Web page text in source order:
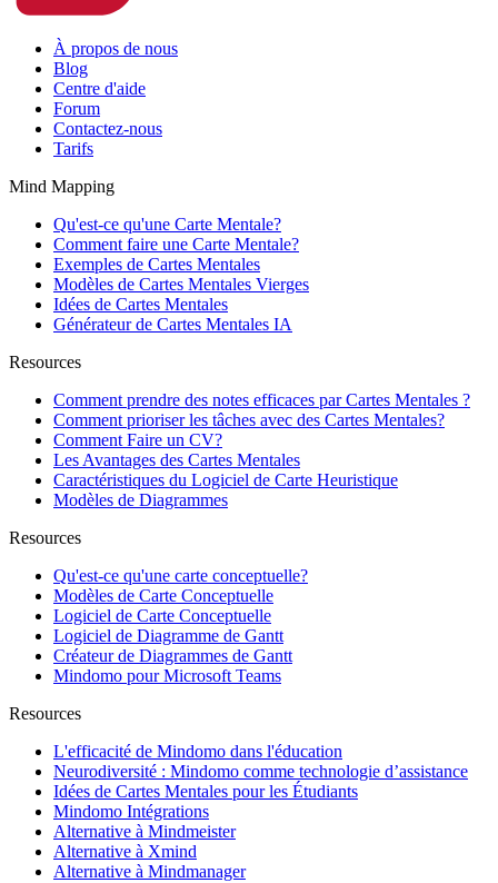
À propos de nous
Blog
Centre d'aide
Forum
Contactez-nous
Tarifs
Mind Mapping
Qu'est-ce qu'une Carte Mentale?
Comment faire une Carte Mentale?
Exemples de Cartes Mentales
Modèles de Cartes Mentales Vierges
Idées de Cartes Mentales
Générateur de Cartes Mentales IA
Resources
Comment prendre des notes efficaces par Cartes Mentales ?
Comment prioriser les tâches avec des Cartes Mentales?
Comment Faire un CV?
Les Avantages des Cartes Mentales
Caractéristiques du Logiciel de Carte Heuristique
Modèles de Diagrammes
Resources
Qu'est-ce qu'une carte conceptuelle?
Modèles de Carte Conceptuelle
Logiciel de Carte Conceptuelle
Logiciel de Diagramme de Gantt
Créateur de Diagrammes de Gantt
Mindomo pour Microsoft Teams
Resources
L'efficacité de Mindomo dans l'éducation
Neurodiversité : Mindomo comme technologie d’assistance
Idées de Cartes Mentales pour les Étudiants
Mindomo Intégrations
Alternative à Mindmeister
Alternative à Xmind
Alternative à Mindmanager